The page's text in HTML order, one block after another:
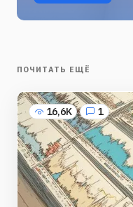
ПОЧИТАТЬ ЕЩЁ
16,6K 1